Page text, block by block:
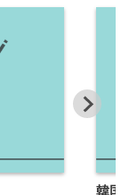
？
す。
ジから予
韓